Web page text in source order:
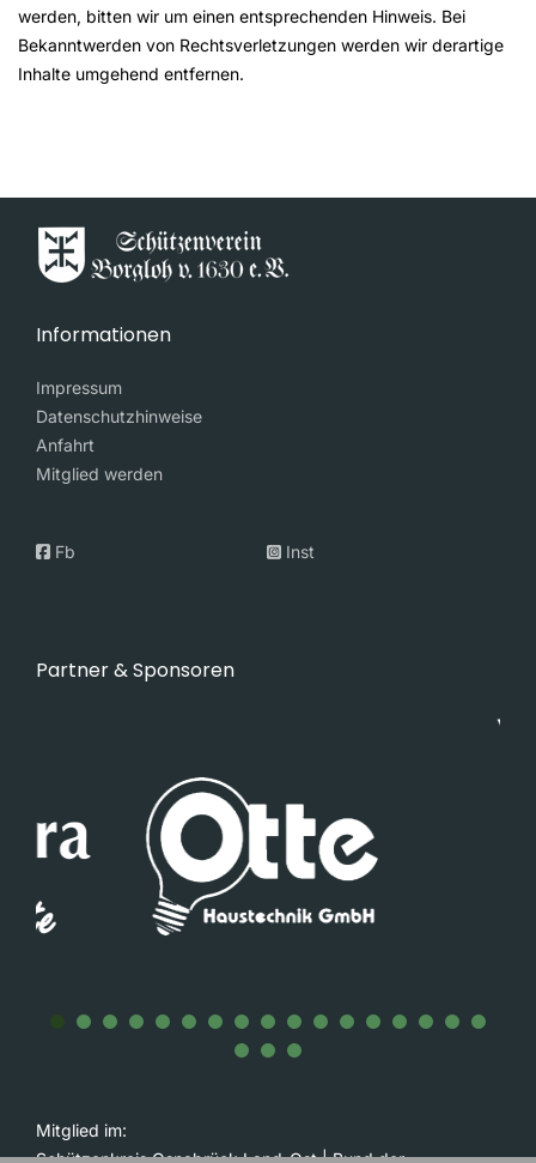
werden, bitten wir um einen entsprechenden Hinweis. Bei
Bekanntwerden von Rechtsverletzungen werden wir derartige
Inhalte umgehend entfernen.
Informationen
Impressum
Datenschutzhinweise
Anfahrt
Mitglied werden
Fb Inst
Partner & Sponsoren
Mitglied im:
Schützenkreis Osnabrück Land-Ost|Bund der